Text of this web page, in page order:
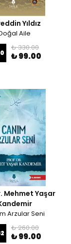
Yıldız
Aile
₺ 330.00
₺ 99.00
Mehmet Yaşar
Arzular Seni
₺ 260.00
₺ 99.00